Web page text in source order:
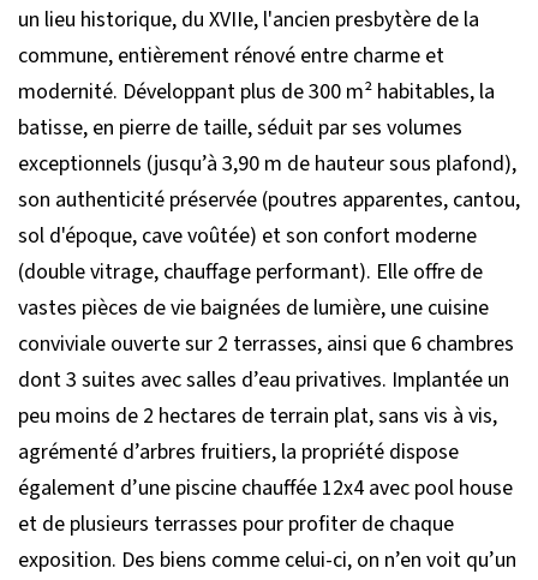
un lieu historique, du XVIIe, l'ancien presbytère de la
commune, entièrement rénové entre charme et
modernité. Développant plus de 300 m² habitables, la
batisse, en pierre de taille, séduit par ses volumes
exceptionnels (jusqu’à 3,90 m de hauteur sous plafond),
son authenticité préservée (poutres apparentes, cantou,
sol d'époque, cave voûtée) et son confort moderne
(double vitrage, chauffage performant). Elle offre de
vastes pièces de vie baignées de lumière, une cuisine
conviviale ouverte sur 2 terrasses, ainsi que 6 chambres
dont 3 suites avec salles d’eau privatives. Implantée un
peu moins de 2 hectares de terrain plat, sans vis à vis,
agrémenté d’arbres fruitiers, la propriété dispose
également d’une piscine chauffée 12x4 avec pool house
et de plusieurs terrasses pour profiter de chaque
exposition. Des biens comme celui-ci, on n’en voit qu’un